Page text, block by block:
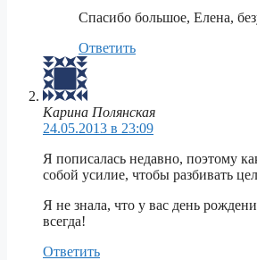
Спасибо большое, Елена,
Ответить
Карина Полянская
24.05.2013 в 23:09
Я пописалась недавно, поэтому
собой усилие, чтобы разбивать
Я не знала, что у вас день
всегда!
Ответить